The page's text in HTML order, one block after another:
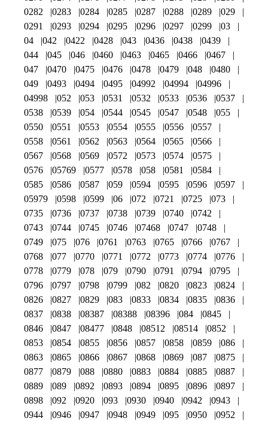
0282
0283 0284 0285 0287 0288 0289
029
0291
0293 0294 0295 0296 0297 0299
03
04
042 0422 0428 043 0436 0438
0439
044
045 046 0460 0463 0465 0466
0467
047
0470 0475 0476 0478 0479 048
0480
049
0493 0494 0495 04992 04994
04996
04998
052 053 0531 0532 0533 0536
0537
0538
0539 054 0544 0545 0547 0548
055
0550
0551 0553 0554 0555 0556
0557
0558
0561 0562 0563 0564 0565
0566
0567
0568 0569 0572 0573 0574
0575
0576
05769 0577 0578 058 0581
0584
0585
0586 0587 059 0594 0595 0596
0597
05979
0598 0599 06 072 0721 0725
073
0735
0736 0737 0738 0739 0740
0742
0743
0744 0745 0746 07468 0747
0748
0749
075 076 0761 0763 0765 0766
0767
0768
077 0770 0771 0772 0773 0774
0776
0778
0779 078 079 0790 0791 0794
0795
0796
0797 0798 0799 082 0820 0823
0824
0826
0827 0829 083 0833 0834 0835
0836
0837
0838 08387 08388 08396 084
0845
0846
0847 08477 0848 08512 08514
0852
0853
0854 0855 0856 0857 0858 0859
086
0863
0865 0866 0867 0868 0869 087
0875
0877
0879 088 0880 0883 0884 0885
0887
0889
089 0892 0893 0894 0895 0896
0897
0898
092 0920 093 0930 0940 0942
0943
0944
0946 0947 0948 0949 095 0950
0952